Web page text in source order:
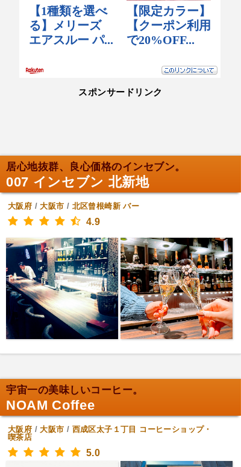
スポンサードリンク
居心地抜群、良心価格のインセブン。
007 インセブン 北新地
大阪府 /大阪市 / 北区曾根崎新 バー
4.9
宇宙一の美味しいコーヒー。
NOAM Coffee
大阪府 /大阪市 / 西成区太子１丁目
コーヒーショップ・
喫茶店
5.0